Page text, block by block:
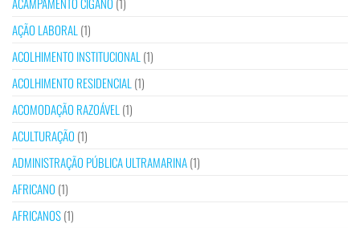
AÇÃO LABORAL (1)
ACOLHIMENTO INSTITUCIONAL (1)
ACOLHIMENTO RESIDENCIAL (1)
ACOMODAÇÃO RAZOÁVEL (1)
ACULTURAÇÃO (1)
ADMINISTRAÇÃO PÚBLICA ULTRAMARINA(1)
AFRICANO (1)
AFRICANOS(1)